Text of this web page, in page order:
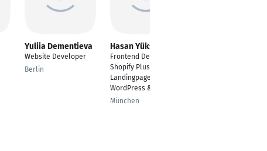
Yuliia Dementieva
Website Developer
Berlin
Hasan Yüksel
Frontend Developer |
Shopify Plus 2.0 |
Landingpage |
WordPress & CMS
München